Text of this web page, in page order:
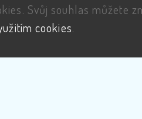
Svůj souhlas můžete
cookies.